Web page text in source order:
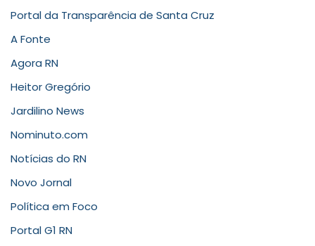
Portal da Transparência de Santa Cruz
A Fonte
Agora RN
Heitor Gregório
Jardilino News
Nominuto.com
Notícias do RN
Novo Jornal
Política em Foco
Portal G1 RN